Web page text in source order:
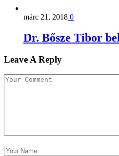
márc 21, 2018 0
Dr. Bősze Tibor
Leave A Reply